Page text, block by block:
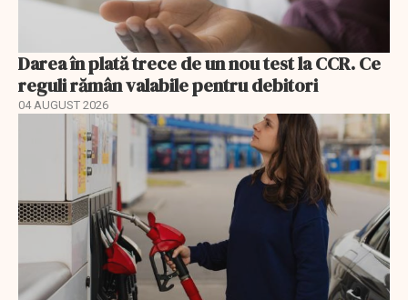
Darea în plată trece de un nou test la CCR. Ce
reguli rămân valabile pentru debitori
04 AUGUST 2026